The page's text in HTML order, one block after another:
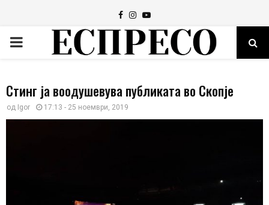
Facebook
Instagram
Youtube
PRIMARY
Стинг ја воодушевува публиката во Скопје
од Igor 17:13 - 25 ноември, 2019